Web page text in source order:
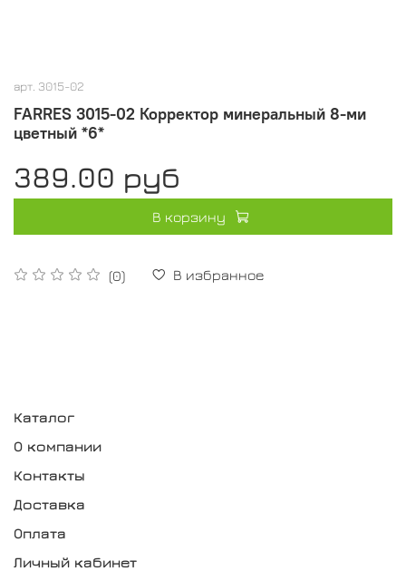
арт. 3015-02
FARRES 3015-02 Корректор минеральный 8-ми
цветный *6*
(0) В избранное
389.00 руб
В корзину
Каталог
О компании
Контакты
Доставка
Оплата
Личный кабинет